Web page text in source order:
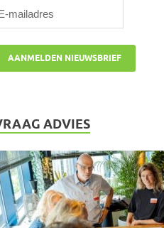
ADVIES